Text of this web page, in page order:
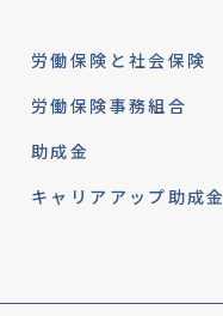
労働保険と社会保険
労働保険事務組合
助成金
キャリアアップ助成金